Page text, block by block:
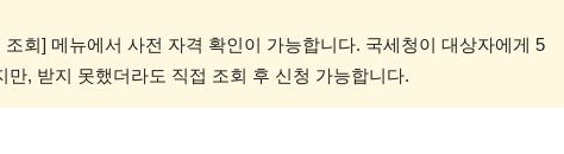
회] 메뉴에서 사전 자격 확인이 가능합니다. 국세청이 대상자에게 5
만, 받지 못했더라도 직접 조회 후 신청 가능합니다.